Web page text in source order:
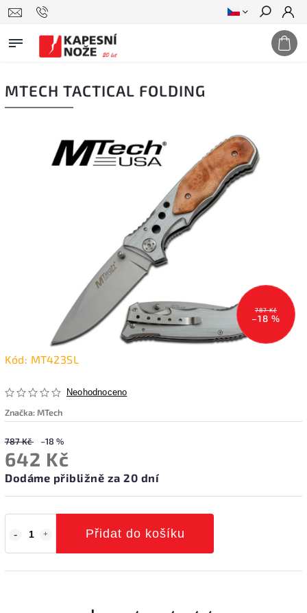
Hledat
MTECH TACTICAL FOLDING
787 Kč
–18 %
Kód: MT423SL
Neohodnoceno
Značka: MTech
787 Kč –18 %
642 Kč
Dodáme přibližně za 20 dní
Přidat do košíku